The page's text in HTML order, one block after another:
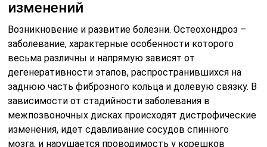
изменений
Возникновение и развитие болезни. Остеохондроз –
заболевание, характерные особенности которого
весьма различны и напрямую зависят от
дегенеративности этапов, распространившихся на
заднюю часть фиброзного кольца и долевую связку. В
зависимости от стадийности заболевания в
межпозвоночных дисках происходят дистрофические
изменения, идет сдавливание сосудов спинного
мозга, и нарушается проводимость у корешков